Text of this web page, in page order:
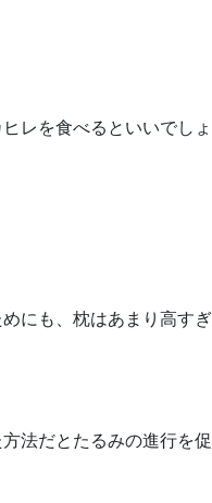
レを食べるといいでしょ
にも、枕はあまり高す
法だとたるみの進行を